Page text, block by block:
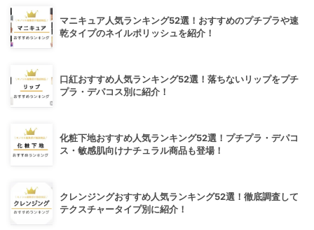
マニキュア人気ランキング52選！おすすめのプチプラや速
乾タイプのネイルポリッシュを紹介！
口紅おすすめ人気ランキング52選！落ちないリップをプチ
プラ・デパコス別に紹介！
化粧下地おすすめ人気ランキング52選！プチプラ・デパコ
ス・敏感肌向けナチュラル商品も登場！
クレンジングおすすめ人気ランキング52選！徹底調査して
テクスチャータイプ別に紹介！